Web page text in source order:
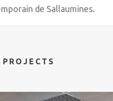
de Sallaumines.